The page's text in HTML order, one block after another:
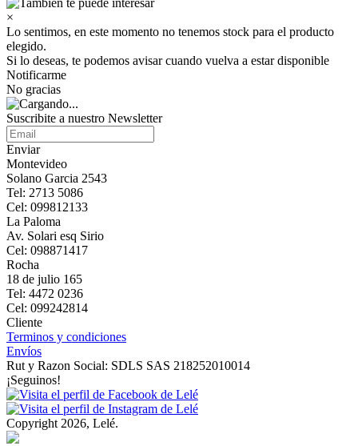
×
Lo sentimos, en este momento no tenemos stock para el producto
elegido.
Si lo deseas, te podemos avisar cuando vuelva a estar disponible
Notificarme
No gracias
Suscribite a nuestro Newsletter
Enviar
Montevideo
Solano Garcia 2543
Tel: 2713 5086
Cel: 099812133
La Paloma
Av. Solari esq Sirio
Cel: 098871417
Rocha
18 de julio 165
Tel: 4472 0236
Cel: 099242814
Cliente
Terminos y condiciones
Envíos
Rut y Razon Social: SDLS SAS 218252010014
¡Seguinos!
Copyright 2026, Lelé.